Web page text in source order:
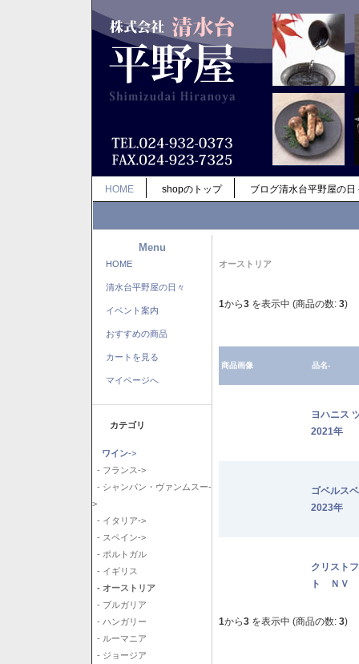
HOME shopのトップ ブログ清水台平野屋の日
Menu
HOME
清水台平野屋の日々
イベント案内
おすすめの商品
カートを見る
マイページへ
カテゴリ
ワイン->
- フランス->
- シャンパン・ヴァンムスー-
>
- イタリア->
- スペイン->
- ポルトガル
- イギリス
- オーストリア
- ブルガリア
- ハンガリー
- ルーマニア
- ジョージア
オーストリア
1から3 を表示中 (商品の数: 3)
商品画像 品名-
ヨハニス
2021年
ゴベルス
2023年
クリスト
ト ＮＶ
1から3 を表示中 (商品の数: 3)